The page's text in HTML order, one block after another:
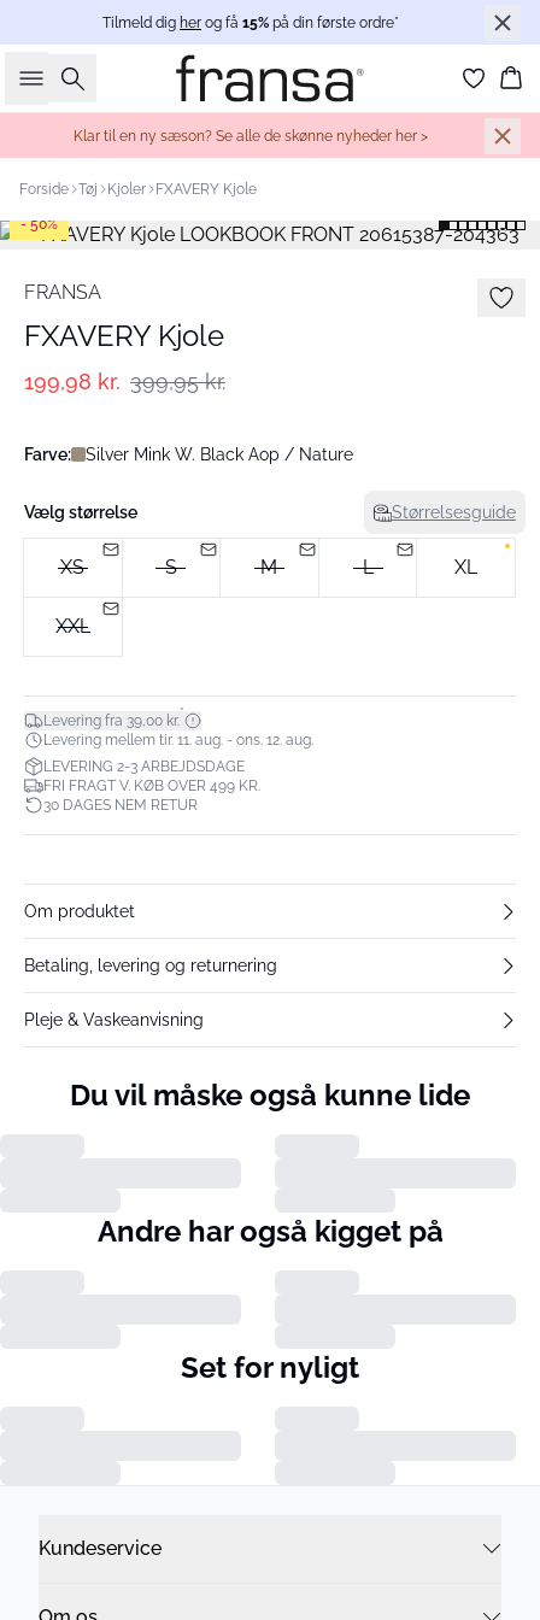
Tilmeld dig her og få 15% på din første ordre*
Søg
Klar til en ny sæson? Se alle de skønne nyheder her >
Forside Tøj Kjoler FXAVERY Kjole
- 50%
FRANSA
FXAVERY Kjole
199,98 kr. 399,95 kr.
Farve: Silver Mink W. Black Aop / Nature
Vælg størrelse Størrelsesguide
XS S M L XL
XXL
Levering fra 39,00 kr.*
Levering mellem tir. 11. aug. - ons. 12. aug.
LEVERING 2-3 ARBEJDSDAGE
FRI FRAGT V. KØB OVER 499 KR.
30 DAGES NEM RETUR
Om produktet
Betaling, levering og returnering
Pleje & Vaskeanvisning
Du vil måske også kunne lide
Andre har også kigget på
Set for nyligt
Kundeservice